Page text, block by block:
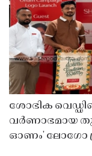
ശോഭിക
വർണാഭമായ
ഓണം' ലോഗോ